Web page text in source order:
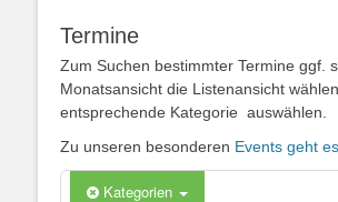
Termine
Zum Suchen bestimmter Termine ggf.
Monatsansicht die Listenansicht
entsprechende Kategorie auswählen.
Zu unseren besonderen Events geht
Kategorien